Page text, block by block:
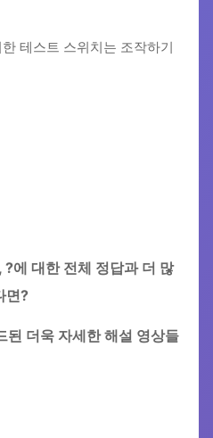
테스트 스위치는 조작하기
에 대한 전체 정답과 더 많
면?
된 더욱 자세한 해설 영상들